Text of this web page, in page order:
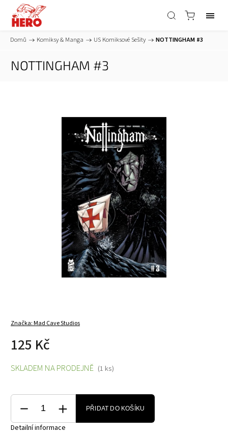
Domů / Komiksy & Manga / US Komiksové Sešity / NOTTINGHAM #3
NOTTINGHAM #3
Značka:Mad Cave Studios
125 Kč
SKLADEM NA PRODEJNĚ (1 ks)
PŘIDAT DO KOŠÍKU
Detailní informace